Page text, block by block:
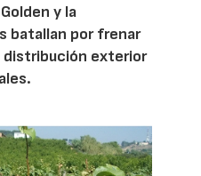
y la
batallan por frenar
distribución exterior